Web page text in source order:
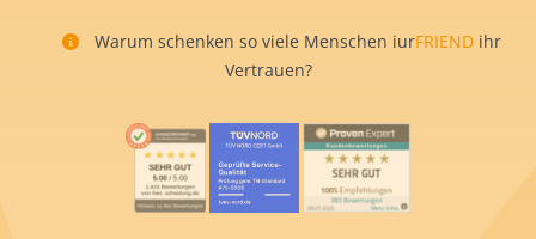
Warum schenken so viele Menschen iurFRIEND ihr
Vertrauen?